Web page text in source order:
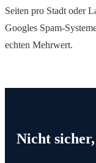
Seiten pro Stadt oder
Googles Spam-
echten Mehrwert.
Nicht